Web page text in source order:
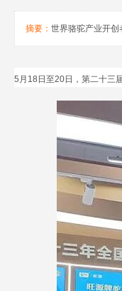
摘要： 世界骆驼产业开
5 月 18 日至20日，第二十三